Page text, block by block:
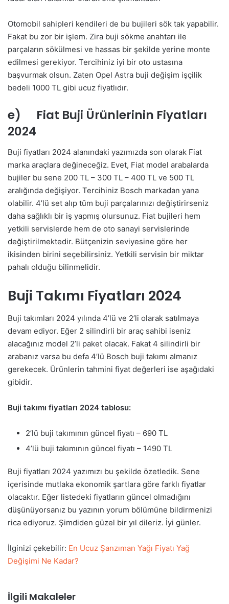
Otomobil sahipleri kendileri de bu bujileri sök tak yapabilir.
Fakat bu zor bir işlem. Zira buji sökme anahtarı ile
parçaların sökülmesi ve hassas bir şekilde yerine monte
edilmesi gerekiyor. Tercihiniz iyi bir oto ustasına
başvurmak olsun. Zaten Opel Astra buji değişim işçilik
bedeli 1000 TL gibi ucuz fiyatlıdır.
e) Fiat Buji Ürünlerinin Fiyatları
2024
Buji fiyatları 2024 alanındaki yazımızda son olarak Fiat
marka araçlara değineceğiz. Evet, Fiat model arabalarda
bujiler bu sene 200 TL – 300 TL – 400 TL ve 500 TL
aralığında değişiyor. Tercihiniz Bosch markadan yana
olabilir. 4’lü set alıp tüm buji parçalarınızı değiştirirseniz
daha sağlıklı bir iş yapmış olursunuz. Fiat bujileri hem
yetkili servislerde hem de oto sanayi servislerinde
değiştirilmektedir. Bütçenizin seviyesine göre her
ikisinden birini seçebilirsiniz. Yetkili servisin bir miktar
pahalı olduğu bilinmelidir.
Buji Takımı Fiyatları 2024
Buji takımları 2024 yılında 4’lü ve 2’li olarak satılmaya
devam ediyor. Eğer 2 silindirli bir araç sahibi iseniz
alacağınız model 2’li paket olacak. Fakat 4 silindirli bir
arabanız varsa bu defa 4’lü Bosch buji takımı almanız
gerekecek. Ürünlerin tahmini fiyat değerleri ise aşağıdaki
gibidir.
Buji takımı fiyatları 2024 tablosu:
2’lü buji takımının güncel fiyatı – 690 TL
4’lü buji takımının güncel fiyatı – 1490 TL
Buji fiyatları 2024 yazımızı bu şekilde özetledik. Sene
içerisinde mutlaka ekonomik şartlara göre farklı fiyatlar
olacaktır. Eğer listedeki fiyatların güncel olmadığını
düşünüyorsanız bu yazının yorum bölümüne bildirmenizi
rica ediyoruz. Şimdiden güzel bir yıl dileriz. İyi günler.
İlginizi çekebilir: En Ucuz Şanzıman Yağı Fiyatı Yağ
Değişimi Ne Kadar?
İlgili Makaleler